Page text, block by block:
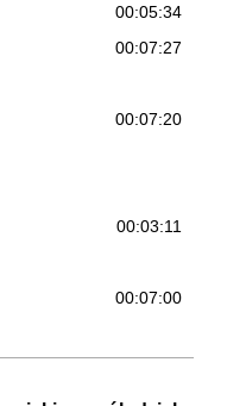
00:05:34
00:07:27
00:07:20
00:03:11
00:07:00